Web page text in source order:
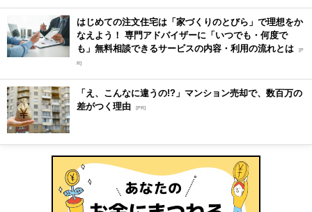
はじめての注文住宅は「家づくりのとびら」で理想をか
なえよう！ 専門アドバイザーに「いつでも・何度で
も」無料相談できるサービスの内容・利用の流れとは [P
R]
「え、こんなに違うの!?」マンション売却で、数百万の
差がつく理由 [PR]